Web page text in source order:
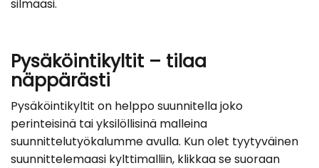
silmääsi.
Pysäköintikyltit – tilaa
näppärästi
Pysäköintikyltit on helppo suunnitella joko
perinteisinä tai yksilöllisinä malleina
suunnittelutyökalumme avulla. Kun olet tyytyväinen
suunnittelemaasi kylttimalliin, klikkaa se suoraan